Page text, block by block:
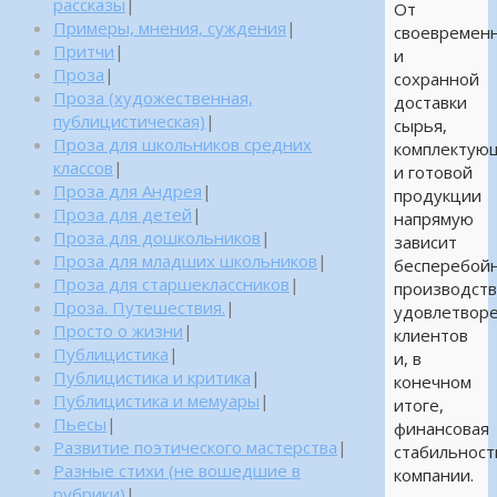
От
и
сохранной
доставки
сырья,
и готовой
продукции
напрямую
зависит
клиентов
и, в
конечном
итоге,
финансовая
компании.
Примеры, мнения, суждения |
Притчи |
Проза |
Проза (художественная,
публицистическая) |
Проза для школьников средних
классов |
Проза для Андрея |
Проза для детей |
Проза для дошкольников |
Проза для младших школьников |
Проза для старшеклассников |
Проза. Путешествия. |
Просто о жизни |
Публицистика |
Публицистика и критика |
Публицистика и мемуары |
Пьесы |
Развитие поэтического мастерства |
Разные стихи (не вошедшие в